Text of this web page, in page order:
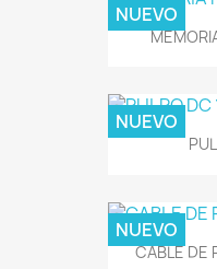
NUEVO
NUEVO
CABLE DE
NUEVO